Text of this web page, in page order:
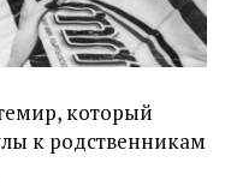
который
к родственникам